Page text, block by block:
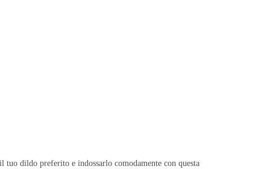
dildo preferito e indossarlo comodamente con questa